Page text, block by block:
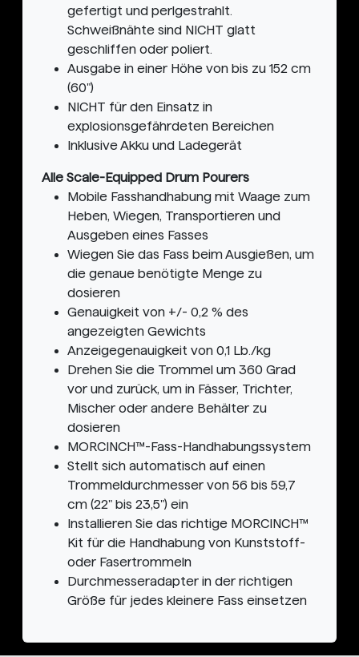
gefertigt und perlgestrahlt.
Schweißnähte sind NICHT glatt
geschliffen oder poliert.
Ausgabe in einer Höhe von bis zu 152 cm
(60")
NICHT für den Einsatz in
explosionsgefährdeten Bereichen
Inklusive Akku und Ladegerät
Alle Scale-Equipped Drum Pourers
Mobile Fasshandhabung mit Waage zum
Heben, Wiegen, Transportieren und
Ausgeben eines Fasses
Wiegen Sie das Fass beim Ausgießen, um
die genaue benötigte Menge zu
dosieren
Genauigkeit von +/- 0,2 % des
angezeigten Gewichts
Anzeigegenauigkeit von 0,1 Lb./kg
Drehen Sie die Trommel um 360 Grad
vor und zurück, um in Fässer, Trichter,
Mischer oder andere Behälter zu
dosieren
MORCINCH™-Fass-Handhabungssystem
Stellt sich automatisch auf einen
Trommeldurchmesser von 56 bis 59,7
cm (22" bis 23,5") ein
Installieren Sie das richtige MORCINCH™
Kit für die Handhabung von Kunststoff-
oder Fasertrommeln
Durchmesseradapter in der richtigen
Größe für jedes kleinere Fass einsetzen